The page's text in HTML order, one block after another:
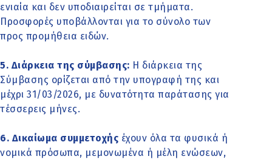
ενιαία και δεν υποδιαιρείται σε τμήματα.
Προσφορές υποβάλλονται για το σύνολο των
προς προμήθεια ειδών.
5. Διάρκεια της σύμβασης: Η διάρκεια της
Σύμβασης ορίζεται από την υπογραφή της και
μέχρι 31/03/2026, με δυνατότητα παράτασης για
τέσσερεις μήνες.
6. Δικαίωμα συμμετοχής έχουν όλα τα φυσικά ή
νομικά πρόσωπα, μεμονωμένα ή μέλη ενώσεων,